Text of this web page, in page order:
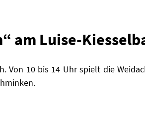
am Luise-
Von 10 bis 14 Uhr spielt die